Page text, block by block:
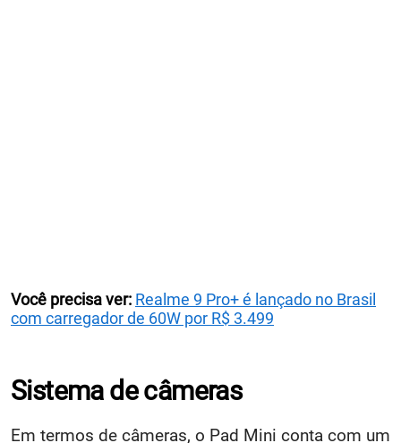
Você precisa ver: Realme 9 Pro+ é lançado no Brasil
com carregador de 60W por R$ 3.499
Sistema de câmeras
Em termos de câmeras, o Pad Mini conta com um